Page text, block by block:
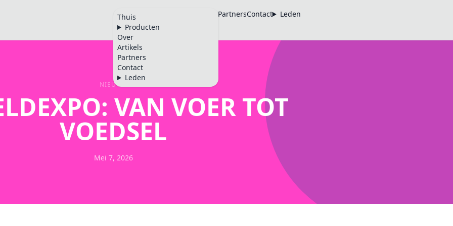
Thuis
Producten
Over
Artikels
Partners
Contact
Leden
Thuis PartnersContact Leden
🇳🇱
NIEUWS
VAN VOER TOT
VOEDSEL
Mei 7, 2026